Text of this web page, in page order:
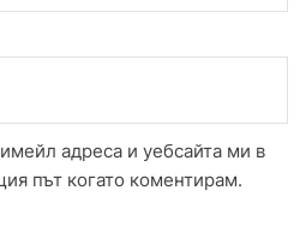
адреса и уебсайта ми в
път когато коментирам.